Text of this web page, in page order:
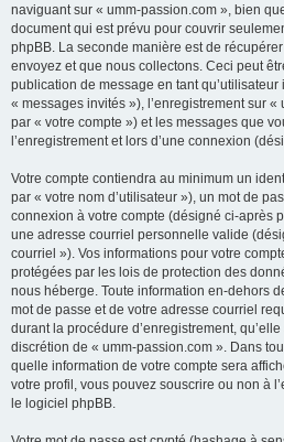
naviguant sur « umm-passion.com », bien
document qui est prévu pour couvrir
phpBB. La seconde manière est de
envoyez et que nous collectons. Ceci peut
publication de message en tant
« messages invités »), l’enregistrement sur
par « votre compte ») et les messages que
l’enregistrement et lors d’une connexion
Votre compte contiendra au minimum un
par « votre nom d’utilisateur »), un mot de
connexion à votre compte (désigné ci-après
une adresse courriel personnelle valide
courriel »). Vos informations pour votre
protégées par les lois de protection des
nous héberge. Toute information en-dehors
mot de passe et de votre adresse courriel
durant la procédure d’enregistrement,
discrétion de « umm-passion.com ». Dans
quelle information de votre compte sera
votre profil, vous pouvez souscrire ou non à
le logiciel phpBB.